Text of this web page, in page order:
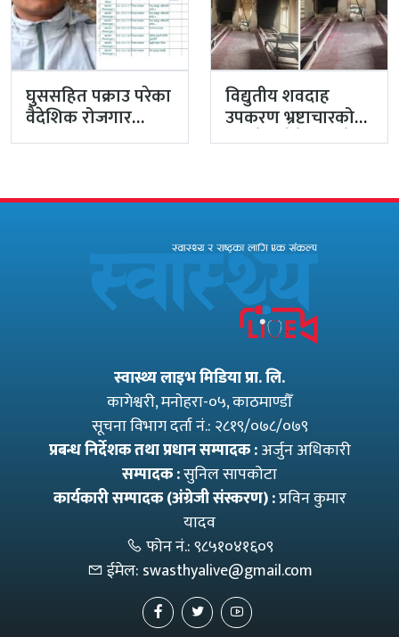
घुससहित पक्राउ परेका
वैदेशिक रोजगार
विभागका नासु मस्राङ्गी
विद्युतीय शवदाह
उपकरण भ्रष्टाचारको
मुद्दा हेर्दा हेर्दैमा राखेर
स्वास्थ्य लाइभ मिडिया प्रा. लि.
कागेश्वरी, मनाेहरा-०५, काठमाण्डौँ
सूचना विभाग दर्ता नं.: २८१९/०७८/०७९
प्रबन्ध निर्देशक तथा प्रधान सम्पादक :अर्जुन अधिकारी
सम्पादक :सुनिल सापकोटा
कार्यकारी सम्पादक (अंग्रेजी संस्करण) :प्रविन कुमार
यादव
फोन नं.:९८५१०४१६०९
ईमेल: swasthyalive@gmail.com